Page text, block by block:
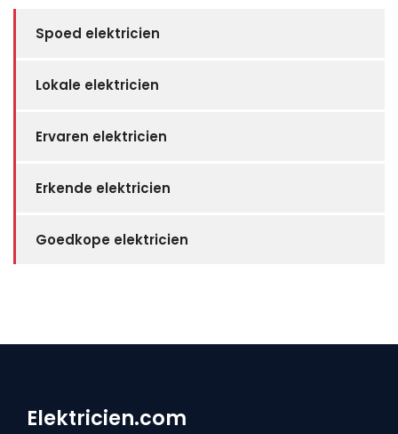
Spoed elektricien
Lokale elektricien
Ervaren elektricien
Erkende elektricien
Goedkope elektricien
Elektricien.com